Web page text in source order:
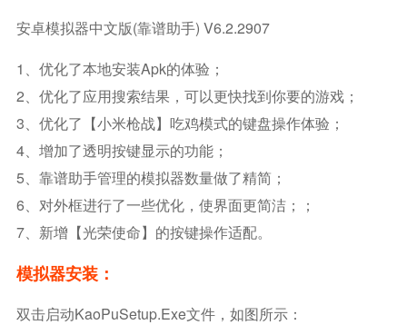
安卓模拟器中文版(靠谱助手) V6.2.2907
1、优化了本地安装apk的体验；
2、优化了应用搜索结果，可以更快找到你要的游戏；
3、优化了【小米枪战】吃鸡模式的键盘操作体验；
4、增加了透明按键显示的功能；
5、靠谱助手管理的模拟器数量做了精简；
6、对外框进行了一些优化，使界面更简洁；；
7、新增【光荣使命】的按键操作适配。
模拟器安装：
双击启动KaoPuSetup.exe文件，如图所示：